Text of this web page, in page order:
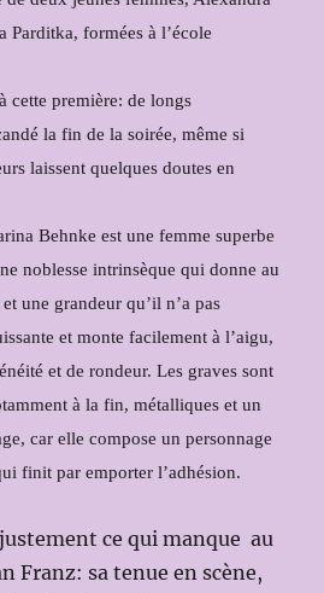
Parditka, formées à l’école
cette première: de longs
la fin de la soirée, même si
laissent quelques doutes en
Behnke est une femme superbe
noblesse intrinsèque qui donne au
une grandeur qu’il n’a pas
et monte facilement à l’aigu,
et de rondeur. Les graves sont
à la fin, métalliques et un
car elle compose un personnage
finit par emporter l’adhésion.
ce qui manque au
Franz: sa tenue en scène,